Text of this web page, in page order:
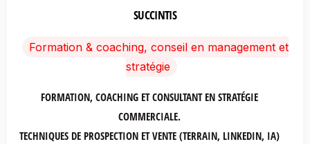
SUCCINTIS
Formation & coaching, conseil en management et
stratégie
FORMATION, COACHING ET CONSULTANT EN STRATÉGIE
COMMERCIALE.
TECHNIQUES DE PROSPECTION ET VENTE (TERRAIN, LINKEDIN, IA)